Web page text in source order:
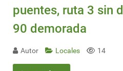
puentes, ruta 3 sin
90 demorada
Autor Locales 14